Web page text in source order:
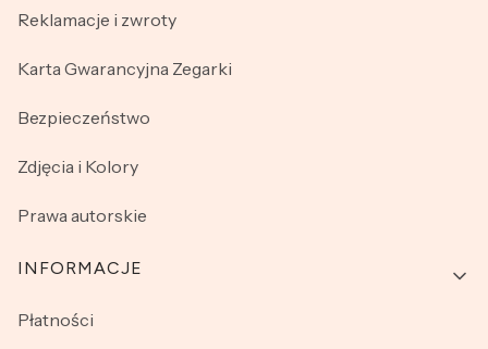
Reklamacje i zwroty
Karta Gwarancyjna Zegarki
Bezpieczeństwo
Zdjęcia i Kolory
Prawa autorskie
INFORMACJE
Płatności